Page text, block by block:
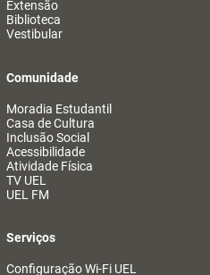
Extensão
Biblioteca
Vestibular
Comunidade
Moradia Estudantil
Casa de Cultura
Inclusão Social
Acessibilidade
Atividade Física
TV UEL
UEL FM
Serviços
Configuração Wi-Fi UEL